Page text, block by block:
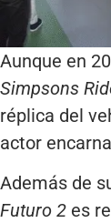
Aunque en
Simpsons
réplica del
actor
Además de
Futuro 2 es